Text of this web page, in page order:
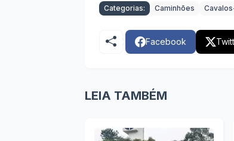
Categorias: Caminhões
Facebook
LEIA TAMBÉM